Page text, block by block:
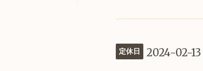
定休日 2024-02-